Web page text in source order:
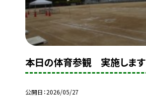
本日の体育参観 実施します
公開日 2026/05/27